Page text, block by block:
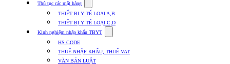
Thủ tục các mặt hàng
submenu
for
Thủ
tục
mặt
hàng
THIẾT BỊ Y TẾ LOẠI A,B
THIẾT BỊ Y TẾ LOẠI C,D
Kinh nghiệm nhập khẩu TBYT
submenu
Kinh
HS CODE
THUẾ NHẬP KHẨU, THUẾ VAT
VĂN BẢN LUẬT